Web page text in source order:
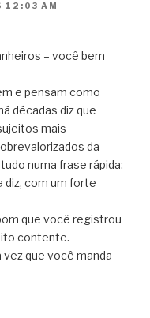
12:03 AM
– você bem
e pensam como
décadas diz que
mais
da
numa frase rápida:
diz, com um forte
que você registrou
contente.
que você manda